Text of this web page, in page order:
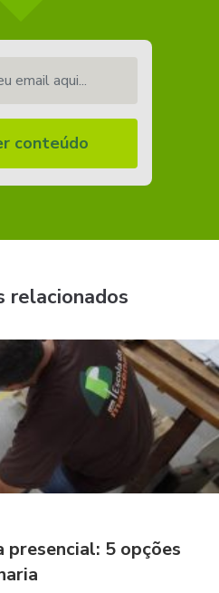
conteúdo
relacionados
presencial: 5 opções